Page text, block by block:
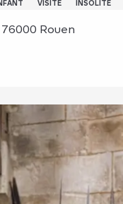
VISITE INSOLITE
Rouen